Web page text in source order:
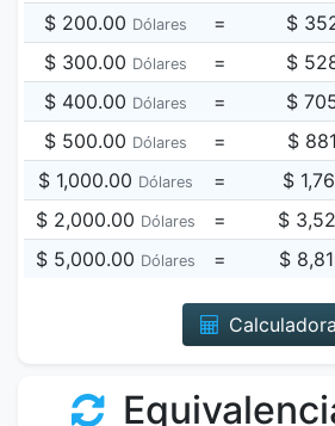
$ 200.00 Dólares = $
$ 300.00 Dólares = $
$ 400.00 Dólares = $
$ 500.00 Dólares = $
$ 1,000.00 Dólares = $
$ 2,000.00 Dólares = $
$ 5,000.00 Dólares = $
Calculadora